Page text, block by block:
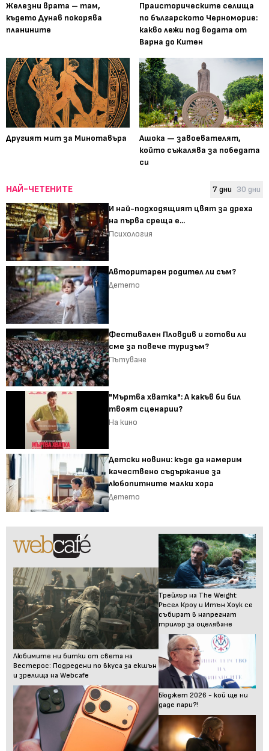
Железни врата – там,
където Дунав покорява
планините
Праисторическите селища
по българското Черноморие:
какво лежи под водата от
Варна до Китен
Другият мит за Минотавъра
Ашока — завоевателят,
който съжалява за победата
си
НАЙ-ЧЕТЕНИТЕ 7 дни 30 дни
И най-подходящият цвят за дреха
на първа среща е...
Психология
Авторитарен родител ли съм?
Детето
Фестивален Пловдив и готови ли
сме за повече туризъм?
Пътуване
"Мъртва хватка": А какъв би бил
твоят сценарии?
На кино
Детски новини: къде да намерим
качествено съдържание за
любопитните малки хора
Детето
Любимите ни битки от света на
Вестерос: Подредени по вкуса за екшън
и зрелища на Webcafe
Трейлър на The Weight:
Ръсел Кроу и Итън Хоук се
събират в напрегнат
трилър за оцеляване
Бюджет 2026 - кой ще ни
даде пари?!